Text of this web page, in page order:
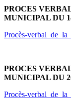
PROCES
MUNICIPAL DU
Procès-
PROCES
MUNICIPAL DU
Procès-